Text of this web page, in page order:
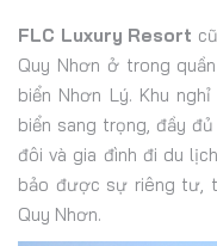
FLC Luxury Resort
Quy Nhơn ở trong
biển Nhơn Lý. Khu
biển sang trọng, đầy
đôi và gia đình đi du
bảo được sự riêng tư,
Quy Nhơn.